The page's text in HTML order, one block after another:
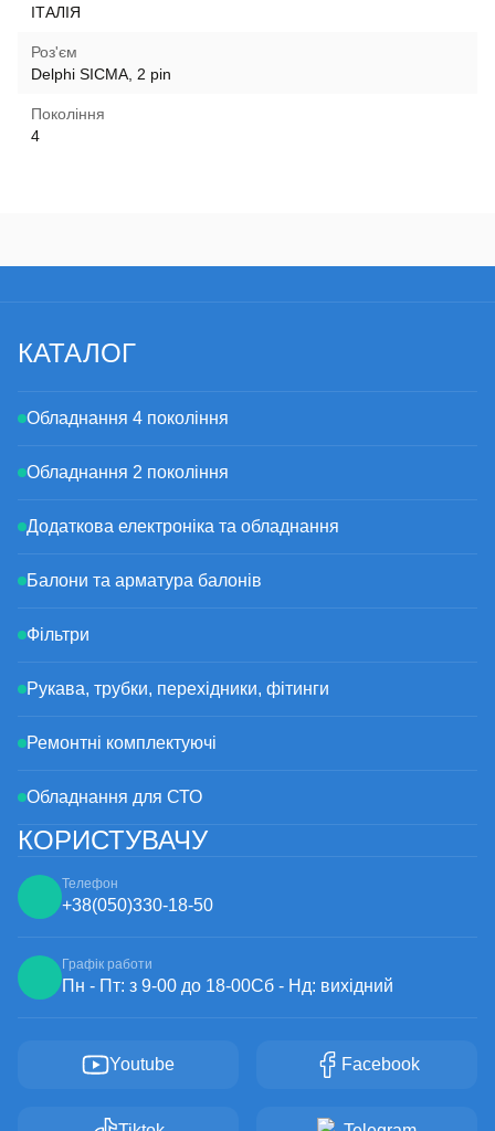
ІТАЛІЯ
Роз'єм
Delphi SICMA, 2 pin
Покоління
4
КАТАЛОГ
Обладнання 4 покоління
Обладнання 2 покоління
Додаткова електроніка та обладнання
Балони та арматура балонів
Фільтри
Рукава, трубки, перехідники, фітинги
Ремонтні комплектуючі
Обладнання для СТО
КОРИСТУВАЧУ
Телефон
+38(050)330-18-50
Графік работи
Пн - Пт: з 9-00 до 18-00Сб - Нд: вихідний
Youtube Facebook